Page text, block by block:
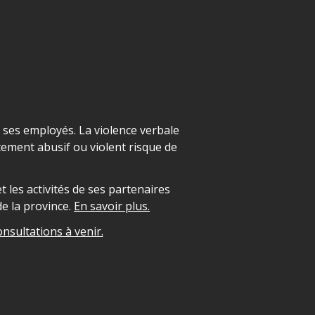
employés. La violence verbale
abusif ou violent risque de
les activités de ses partenaires
la province. En savoir plus.
à venir.